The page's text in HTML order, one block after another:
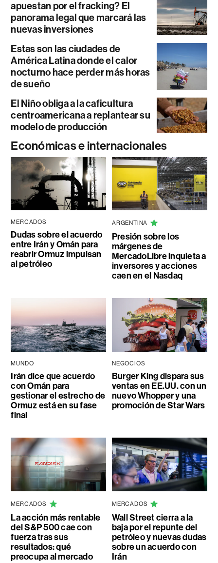
apuestan por el fracking? El
panorama legal que marcará las
nuevas inversiones
Estas son las ciudades de
América Latina donde el calor
nocturno hace perder más horas
de sueño
El Niño obliga a la caficultura
centroamericana a replantear su
modelo de producción
Económicas e internacionales
MERCADOS
Dudas sobre el acuerdo
entre Irán y Omán para
reabrir Ormuz impulsan
al petróleo
ARGENTINA
Presión sobre los
márgenes de
MercadoLibre inquieta a
inversores y acciones
caen en el Nasdaq
MUNDO
Irán dice que acuerdo
con Omán para
gestionar el estrecho de
Ormuz está en su fase
final
NEGOCIOS
Burger King dispara sus
ventas en EE.UU. con un
nuevo Whopper y una
promoción de Star Wars
MERCADOS
La acción más rentable
del S&P 500 cae con
fuerza tras sus
resultados: qué
preocupa al mercado
MERCADOS
Wall Street cierra a la
baja por el repunte del
petróleo y nuevas dudas
sobre un acuerdo con
Irán